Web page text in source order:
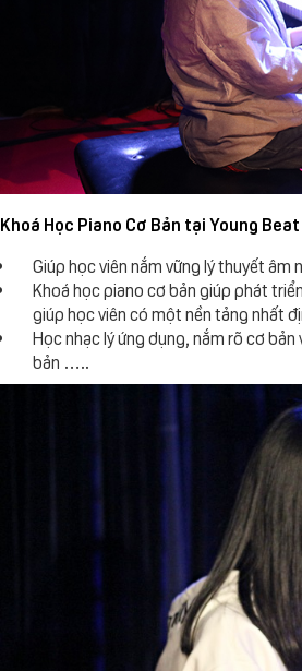
Khoá Học Piano Cơ Bản tại Young
Giúp học viên nắm vững lý thuyết âm
Khoá học piano cơ bản giúp phát
giúp học viên có một nền tảng nhất
Học nhạc lý ứng dụng, nắm rõ cơ
bản …..